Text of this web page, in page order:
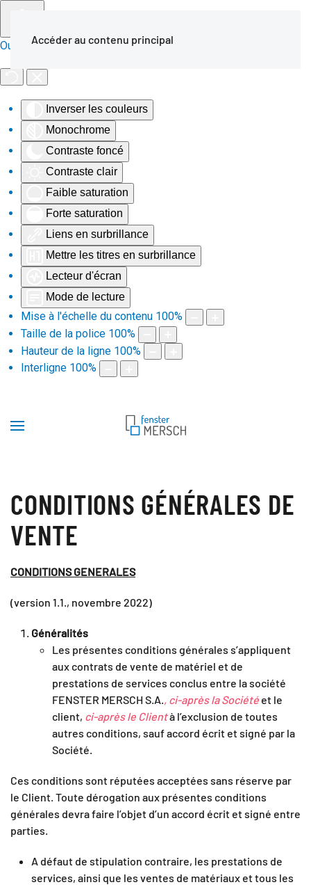
Outils d'accessibilité
Inverser les couleurs
Monochrome
Contraste foncé
Contraste clair
Faible saturation
Forte saturation
Liens en surbrillance
Mettre les titres en surbrillance
Lecteur d'écran
Mode de lecture
Mise à l'échelle du contenu 100%
Taille de la police 100%
Hauteur de la ligne 100%
Interligne 100%
Accéder au contenu principal
CONDITIONS GÉNÉRALES DE
VENTE
CONDITIONS GENERALES
(version 1.1., novembre 2022)
Généralités
Les présentes conditions générales s’appliquent
aux contrats de vente de matériel et de
prestations de services conclus entre la société
FENSTER MERSCH S.A., ci-après la Société et le
client, ci-après le Clientà l’exclusion de toutes
autres conditions, sauf accord écrit et signé par la
Société.
Ces conditions sont réputées acceptées sans réserve par
le Client. Toute dérogation aux présentes conditions
générales devra faire l’objet d’un accord écrit et signé entre
parties.
A défaut de stipulation contraire, les prestations de
services, ainsi que les ventes de matériaux et tous les